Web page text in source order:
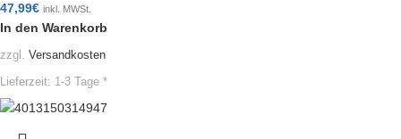
47,99€ inkl. MWSt.
In den Warenkorb
zzgl. Versandkosten
Lieferzeit: 1-3 Tage *